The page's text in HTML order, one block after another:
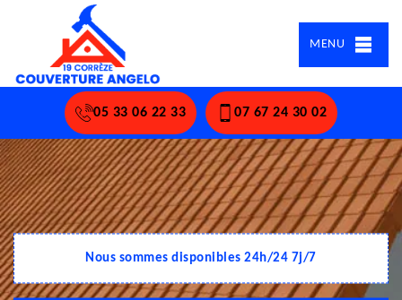
MENU
05 33 06 22 33 07 67 24 30 02
Nous sommes disponibles 24h/24 7j/7